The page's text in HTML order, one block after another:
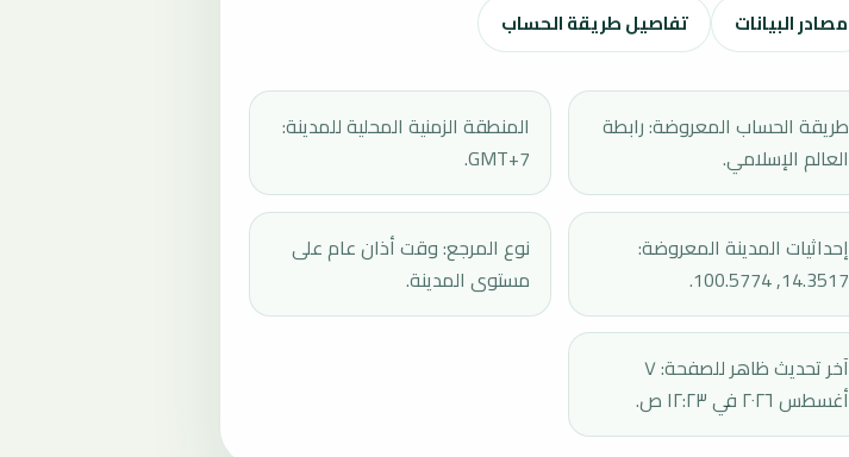
مصادر البيانات تفاصيل طريقة الحساب
طريقة الحساب المعروضة: رابطة
العالم الإسلامي.
المنطقة الزمنية المحلية للمدينة:
GMT+7.
إحداثيات المدينة المعروضة:
14.3517, 100.5774.
نوع المرجع: وقت أذان عام على
مستوى المدينة.
آخر تحديث ظاهر للصفحة: ٧
أغسطس ٢٠٢٦ في ١٢:٢٣ ص.